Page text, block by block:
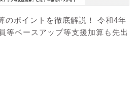
のポイントを徹底解説！ 令和4年
等ベースアップ等支援加算も先出